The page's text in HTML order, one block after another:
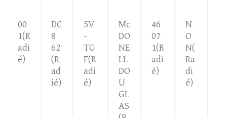
00
1(R
adi
é)
DC
8
62
(R
ad
ié)
5V
-
TG
F(R
adi
é)
Mc
DO
NE
LL
DO
U
GL
AS
46
07
1(R
adi
é)
N
O
N(
Ra
di
é)